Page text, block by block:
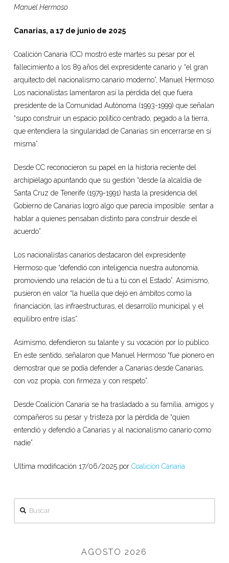
Manuel Hermoso
Canarias, a 17 de junio de 2025
Coalición Canaria (CC) mostró este martes su pesar por el
fallecimiento a los 89 años del expresidente canario y “el gran
arquitecto del nacionalismo canario moderno”, Manuel Hermoso.
Los nacionalistas lamentaron así la pérdida del que fuera
presidente de la Comunidad Autónoma (1993-1999) que señalan
“supo construir un espacio político centrado, pegado a la tierra,
que entendiera la singularidad de Canarias sin encerrarse en sí
misma”.
Desde CC reconocieron su papel en la historia reciente del
archipiélago apuntando que su gestión “desde la alcaldía de
Santa Cruz de Tenerife (1979-1991) hasta la presidencia del
Gobierno de Canarias logró algo que parecía imposible: sentar a
hablar a quienes pensaban distinto para construir desde el
acuerdo”.
Los nacionalistas canarios destacaron del expresidente
Hermoso que “defendió con inteligencia nuestra autonomía,
promoviendo una relación de tú a tú con el Estado”. Asimismo,
pusieron en valor “la huella que dejó en ámbitos como la
financiación, las infraestructuras, el desarrollo municipal y el
equilibro entre islas”.
Asimismo, defendieron su talante y su vocación por lo público.
En este sentido, señalaron que Manuel Hermoso “fue pionero en
demostrar que se podía defender a Canarias desde Canarias,
con voz propia, con firmeza y con respeto”.
Desde Coalición Canaria se ha trasladado a su familia, amigos y
compañeros su pesar y tristeza por la pérdida de “quien
entendió y defendió a Canarias y al nacionalismo canario como
nadie”.
Ultima modificación 17/06/2025 por Coalición Canaria
AGOSTO 2026